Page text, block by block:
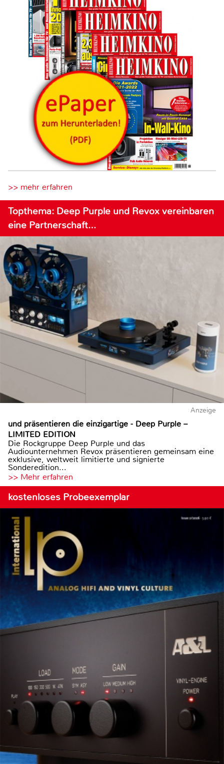
>> mehr erfahren
Topthema: Deep Purple und Revox vereinbaren
eine Partnerschaft…
Anzeige
und präsentieren die einzigartige - Deep Purple –
LIMITED EDITION
Die Rockgruppe Deep Purple und das
Audiounternehmen Revox präsentieren gemeinsam eine
exklusive, weltweit limitierte und signierte
Sonderedition...
>> Mehr erfahren
kostenloses Probeexemplar